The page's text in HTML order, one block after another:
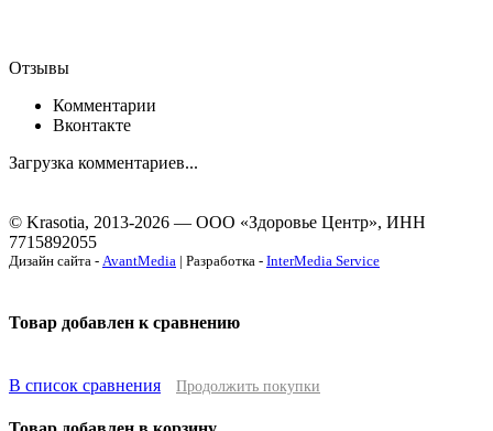
Отзывы
Комментарии
Вконтакте
Загрузка комментариев...
© Krasotia, 2013-2026 — ООО «Здоровье Центр», ИНН
7715892055
Дизайн сайта - AvantMedia | Разработка - InterMedia Service
Товар добавлен к сравнению
В список сравнения Продолжить покупки